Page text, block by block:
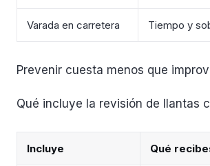
Varada en carretera Tiempo y
Prevenir cuesta menos que
Qué incluye la revisión de llantas
Incluye Qué